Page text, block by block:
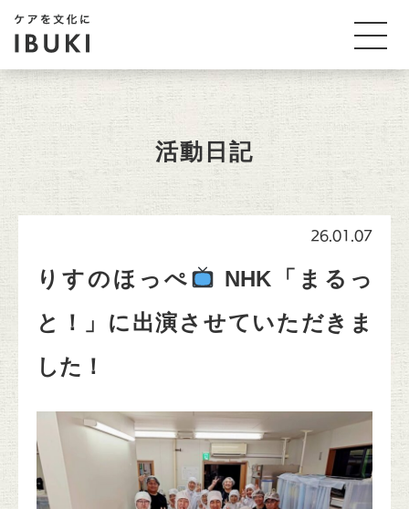
活動日記
26.01.07
りすのほっぺ
NHK「まるっ
と！」に出演させていただきま
した！